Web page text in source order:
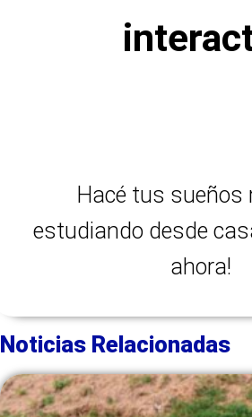
Hacé tus sueños
estudiando desde
ahora!
Noticias Relacionadas